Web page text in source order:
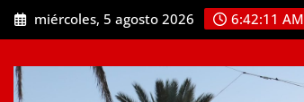
Saltar
al
miércoles, 5 agosto 2026 6:42:11 AM